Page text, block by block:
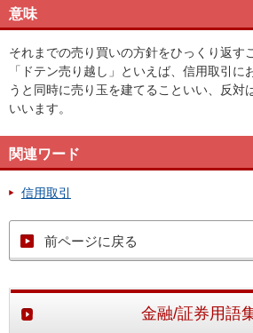
意味
それまでの売り買いの方針をひっくり返す
「ドテン売り越し」といえば、信用取引に
うと同時に売り玉を建てることいい、反対
いいます。
関連ワード
信用取引
前ページに戻る
金融/証券用語